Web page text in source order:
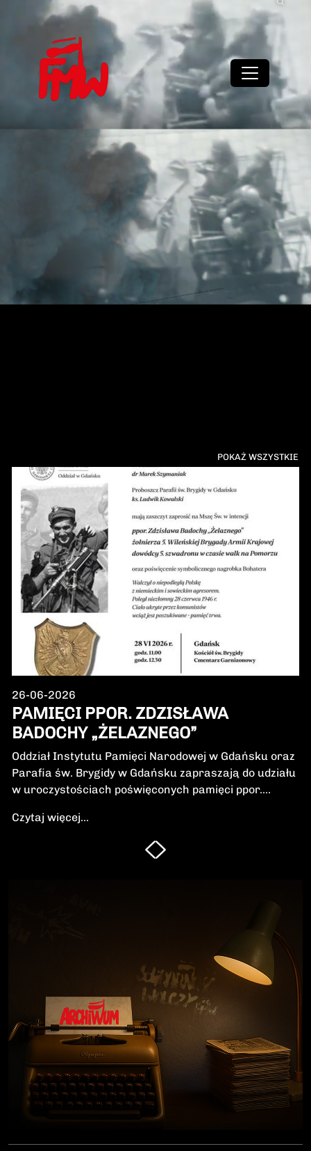
POKAŻ WSZYSTKIE
26-06-2026
PAMIĘCI PPOR. ZDZISŁAWA
BADOCHY „ŻELAZNEGO”
Oddział Instytutu Pamięci Narodowej w Gdańsku oraz
Parafia św. Brygidy w Gdańsku zapraszają do udziału
w uroczystościach poświęconych pamięci ppor.
Wileńskiej Brygady Armii Krajowej, dowódcy 5.
szwadronu podczas walk na Pomorzu, jednego z
najbardziej zasłużonych żołnierzy polskiego podziemia
przeciwko niemieckiemu i sowieckiemu okupantowi, a
po zakończeniu wojny pozostał wierny ideałom
wolności. Poległ 28 czerwca 1946 r., a miejsce
ukrycia jego szczątków przez komunistyczny aparat
represji pozostaje do dziś nieznane.Program
uroczystości:11.00 – Msza Święta w Kościele św.
Brygidy w Gdańsku12.30 – poświęcenie
symbolicznego nagrobka na Cmentarzu
Garnizonowym w GdańskuSerdecznie zapraszamy
Czytaj więcej...